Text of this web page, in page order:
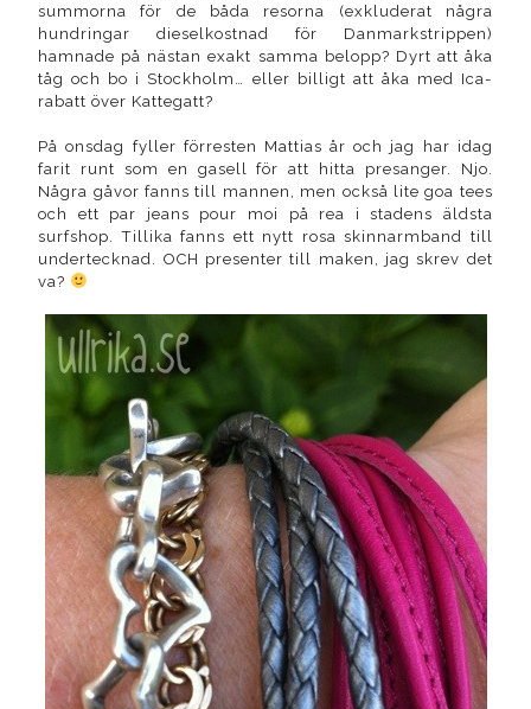
summorna för de båda resorna (exkluderat några
hundringar dieselkostnad för Danmarkstrippen)
hamnade på nästan exakt samma belopp? Dyrt att åka
tåg och bo i Stockholm… eller billigt att åka med Ica-
rabatt över Kattegatt?
På onsdag fyller förresten Mattias år och jag har idag
farit runt som en gasell för att hitta presanger. Njo.
Några gåvor fanns till mannen, men också lite goa tees
och ett par jeans pour moi på rea i stadens äldsta
surfshop. Tillika fanns ett nytt rosa skinnarmband till
undertecknad. OCH presenter till maken, jag skrev det
va?